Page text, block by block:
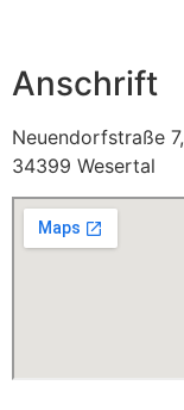
Anschrift
Neuendorfstraße 7,
34399 Wesertal